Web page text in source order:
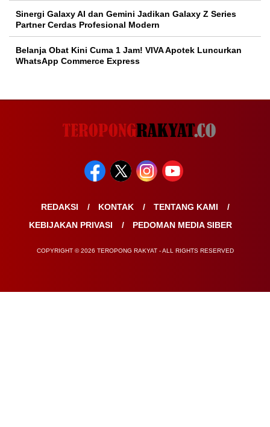
Sinergi Galaxy AI dan Gemini Jadikan Galaxy Z Series
Partner Cerdas Profesional Modern
Belanja Obat Kini Cuma 1 Jam! VIVA Apotek Luncurkan
WhatsApp Commerce Express
REDAKSI KONTAK
TENTANG KAMI
KEBIJAKAN PRIVASI
PEDOMAN MEDIA SIBER
COPYRIGHT © 2026 TEROPONG RAKYAT - ALL RIGHTS RESERVED